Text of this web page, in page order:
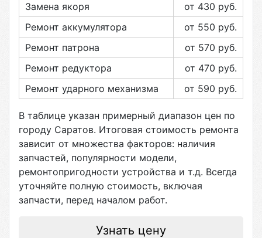
Замена якоря
от 430 руб.
Ремонт аккумулятора
от 550 руб.
Ремонт патрона
от 570 руб.
Ремонт редуктора
от 470 руб.
Ремонт ударного механизма
от 590 руб.
В таблице указан примерный диапазон цен по
городу Саратов. Итоговая стоимость ремонта
зависит от множества факторов: наличия
запчастей, популярности модели,
ремонтопригодности устройства и т.д. Всегда
уточняйте полную стоимость, включая
запчасти, перед началом работ.
Узнать цену